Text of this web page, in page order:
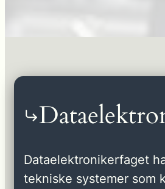
Dataelektronikerfaget
tekniske systemer som